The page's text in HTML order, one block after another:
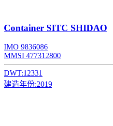
Container SITC SHIDAO
IMO 9836086
MMSI 477312800
DWT:12331
建造年份:2019